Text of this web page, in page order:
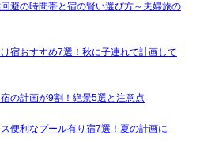
避の時間帯と宿の賢い選び方～夫婦旅の
宿おすすめ7選！秋に子連れで計画して
の計画が9割！絶景5選と注意点
便利なプール有り宿7選！夏の計画に